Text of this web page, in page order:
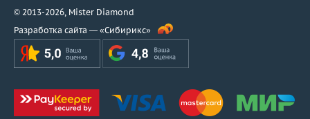
© 2013-2026, Mister Diamond
Разработка сайта — «Сибирикс»